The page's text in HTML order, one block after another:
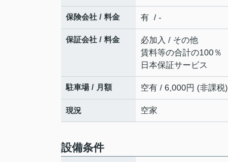
保険会社 / 料金 有 / -
保証会社 / 料金
必加入 / その他
賃料等の合計の100％
日本保証サービス
駐車場 / 月額 空有 / 6,000円 (非課税)
現況 空家
設備条件